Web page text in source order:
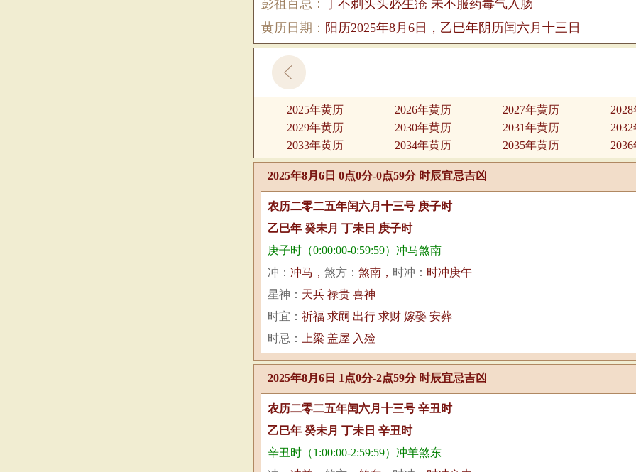
彭祖百忌： 丁不剃头头必生疮 未不服药毒气入肠
黄历日期： 阳历2025年8月6日，乙巳年阴历闰六月十三日
2025年黄历 2026年黄历 2027年黄历
2029年黄历
2030年黄历 2031年黄历
2033年黄历
2034年黄历 2035年黄历
2025年8月6日 0点0分-0点59分 时辰宜忌吉凶
农历二零二五年闰六月十三号 庚子时
乙巳年 癸未月 丁未日 庚子时
庚子时（0:00:00-0:59:59）冲马煞南
冲： 冲马， 煞方： 煞南， 时冲： 时冲庚午
星神： 天兵 禄贵 喜神
时宜： 祈福 求嗣 出行 求财 嫁娶 安葬
时忌：
上梁 盖屋 入殓
2025年8月6日 1点0分-2点59分 时辰宜忌吉凶
农历二零二五年闰六月十三号 辛丑时
乙巳年 癸未月 丁未日 辛丑时
辛丑时（1:00:00-2:59:59）冲羊煞东